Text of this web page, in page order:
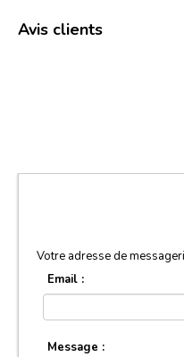
Avis clients
Votre adresse de
Email :
Message :